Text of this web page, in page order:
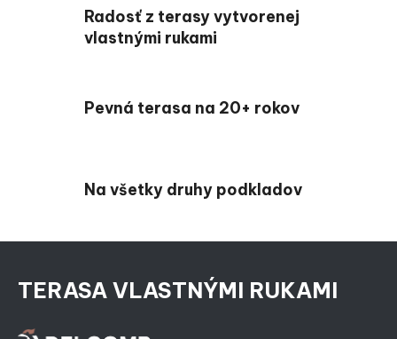
Radosť z terasy vytvorenej
vlastnými rukami
Pevná terasa na 20+ rokov
Na všetky druhy podkladov
TERASA VLASTNÝMI RUKAMI